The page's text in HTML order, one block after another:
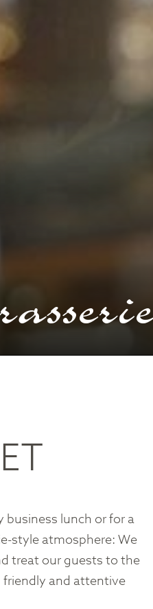
business lunch or for a
style atmosphere: We
treat our guests to the
friendly and attentive